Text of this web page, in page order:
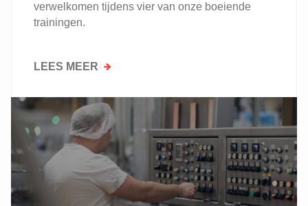
verwelkomen tijdens vier van onze boeiende
trainingen.
LEES MEER OVER
OPLEIDINGSMAANDEN
BIJ
ALIMENTO